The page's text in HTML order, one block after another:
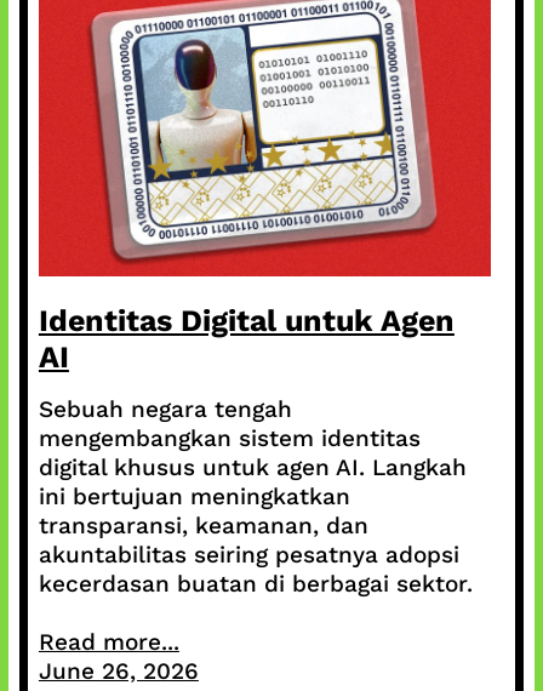
Identitas Digital untuk Agen
AI
Sebuah negara tengah
mengembangkan sistem identitas
digital khusus untuk agen AI. Langkah
ini bertujuan meningkatkan
transparansi, keamanan, dan
akuntabilitas seiring pesatnya adopsi
kecerdasan buatan di berbagai sektor.
Read more...
June 26, 2026